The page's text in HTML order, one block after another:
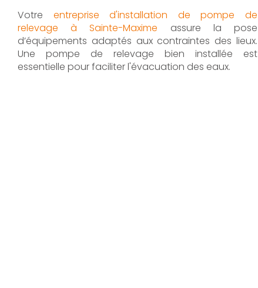
Votre entreprise d'installation de pompe de
relevage à Sainte-Maxime assure la pose
d’équipements adaptés aux contraintes des lieux.
Une pompe de relevage bien installée est
essentielle pour faciliter l'évacuation des eaux.